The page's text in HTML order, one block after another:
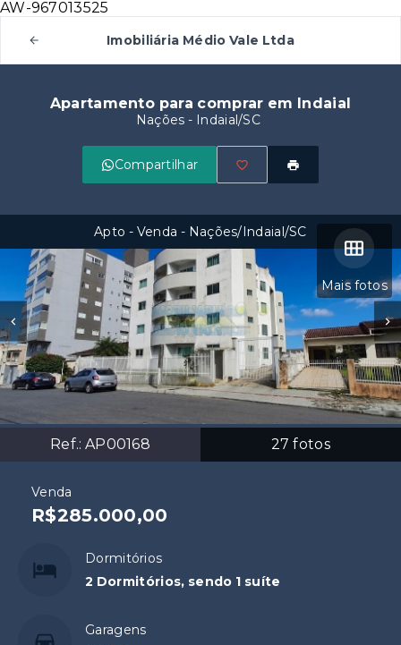
AW-967013525
Imobiliária Médio Vale Ltda
Apartamento para comprar em Indaial
Nações - Indaial/SC
Compartilhar
Mais fotos
Ref.: AP00168 27 fotos
Apto - Venda - Nações/Indaial/SC
Venda
R$285.000,00
Dormitórios
2 Dormitórios, sendo 1 suíte
Garagens